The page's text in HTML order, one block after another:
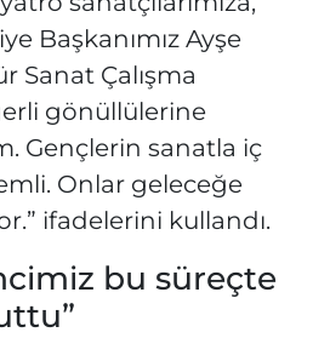
Başkanımız Ayşe
Sanat Çalışma
gönüllülerine
Gençlerin sanatla iç
Onlar geleceğe
ifadelerini kullandı.
bu süreçte